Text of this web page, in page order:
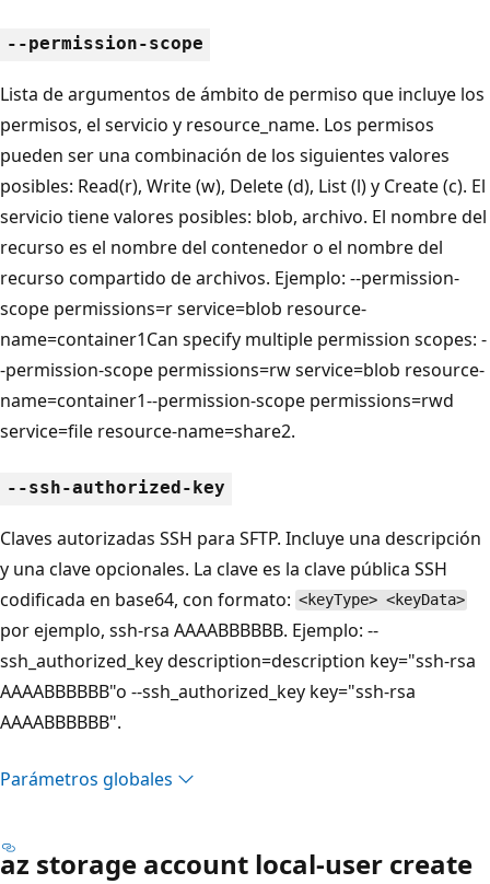
--permission-scope
Lista de argumentos de ámbito de permiso que incluye los
permisos, el servicio y resource_name. Los permisos
pueden ser una combinación de los siguientes valores
posibles: Read(r), Write (w), Delete (d), List (l) y Create (c). El
servicio tiene valores posibles: blob, archivo. El nombre del
recurso es el nombre del contenedor o el nombre del
recurso compartido de archivos. Ejemplo: --permission-
scope permissions=r service=blob resource-
name=container1Can specify multiple permission scopes: -
-permission-scope permissions=rw service=blob resource-
name=container1--permission-scope permissions=rwd
service=file resource-name=share2.
--ssh-authorized-key
Claves autorizadas SSH para SFTP. Incluye una descripción
y una clave opcionales. La clave es la clave pública SSH
codificada en base64, con formato: <keyType> <keyData>
por ejemplo, ssh-rsa AAAABBBBBB. Ejemplo: --
ssh_authorized_key description=description key="ssh-rsa
AAAABBBBBB"o --ssh_authorized_key key="ssh-rsa
AAAABBBBBB".
Parámetros globales
az storage account local-user create